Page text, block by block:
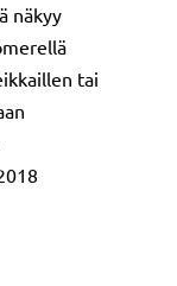
näkyy
tai